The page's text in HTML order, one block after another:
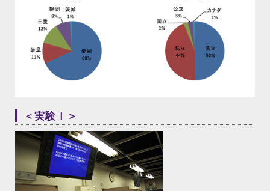
＜実験Ⅰ＞